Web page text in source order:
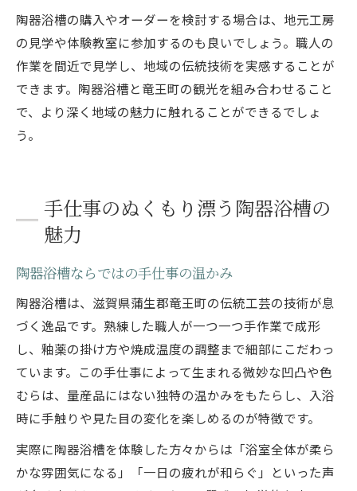
陶器浴槽の購入やオーダーを検討する場合は、地元工房
の見学や体験教室に参加するのも良いでしょう。職人の
作業を間近で見学し、地域の伝統技術を実感することが
できます。陶器浴槽と竜王町の観光を組み合わせること
で、より深く地域の魅力に触れることができるでしょ
う。
手仕事のぬくもり漂う陶器浴槽の
魅力
陶器浴槽ならではの手仕事の温かみ
陶器浴槽は、滋賀県蒲生郡竜王町の伝統工芸の技術が息
づく逸品です。熟練した職人が一つ一つ手作業で成形
し、釉薬の掛け方や焼成温度の調整まで細部にこだわっ
ています。この手仕事によって生まれる微妙な凹凸や色
むらは、量産品にはない独特の温かみをもたらし、入浴
時に手触りや見た目の変化を楽しめるのが特徴です。
実際に陶器浴槽を体験した方々からは「浴室全体が柔ら
かな雰囲気になる」「一日の疲れが和らぐ」といった声